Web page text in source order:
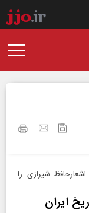
شیرازی را
ایران